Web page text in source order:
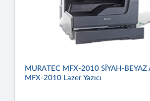
MURATEC MFX-2010 SİYAH-
MFX-2010 Lazer Yazıcı